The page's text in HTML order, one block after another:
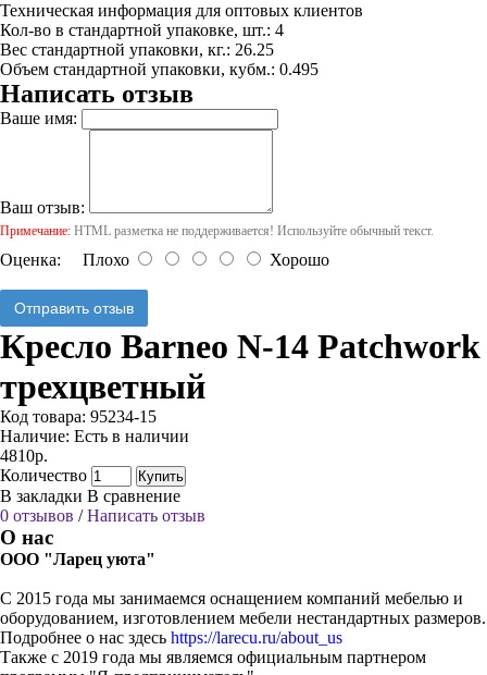
Техническая информация для оптовых клиентов
Кол-во в стандартной упаковке, шт.: 4
Вес стандартной упаковки, кг.: 26.25
Объем стандартной упаковки, кубм.: 0.495
Написать отзыв
Ваше имя:
Ваш отзыв:
Примечание: HTML разметка не поддерживается! Используйте обычный текст.
Оценка: Плохо Хорошо
Отправить отзыв
Кресло Barneo N-14 Patchwork
трехцветный
Код товара: 95234-15
Наличие: Есть в наличии
4810р.
Количество
Купить
В закладки В сравнение
0 отзывов /Написать отзыв
О нас
ООО "Ларец уюта"
С 2015 года мы занимаемся оснащением компаний мебелью и
оборудованием, изготовлением мебели нестандартных размеров.
Подробнее о нас здесь https://larecu.ru/about_us
Также с 2019 года мы являемся официальным партнером